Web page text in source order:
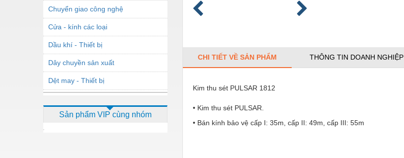
Chuyển giao công nghệ
Cửa - kính các loại
Dầu khí - Thiết bị
Dây chuyền sản xuất
Dệt may - Thiết bị
Dịch vụ - Thi công
Sản phẩm VIP cùng nhóm
CHI TIẾT VỀ SẢN PHẨM THÔNG TIN DOANH NGHIỆP
Kim thu sét PULSAR 1812
• Kim thu sét PULSAR.
• Bán kính bảo vệ cấp I: 35m, cấp II: 49m, cấp III: 55m